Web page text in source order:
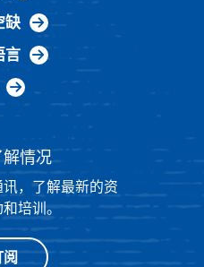
缺
言
情况
，了解最新的资
培训。